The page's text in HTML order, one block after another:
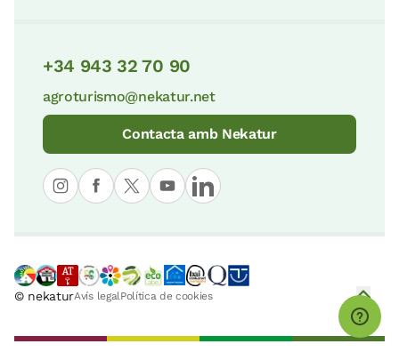
+34 943 32 70 90
agroturismo@nekatur.net
Contacta amb Nekatur
© nekaturAvís legalPolítica de cookies